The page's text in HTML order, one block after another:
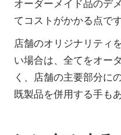
オーダーメイド品のデ
てコストがかかる点です
店舗のオリジナリティ
い場合は、全てをオー
く、店舗の主要部分に
既製品を併用する手も